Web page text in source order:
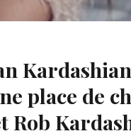
place de
Rob